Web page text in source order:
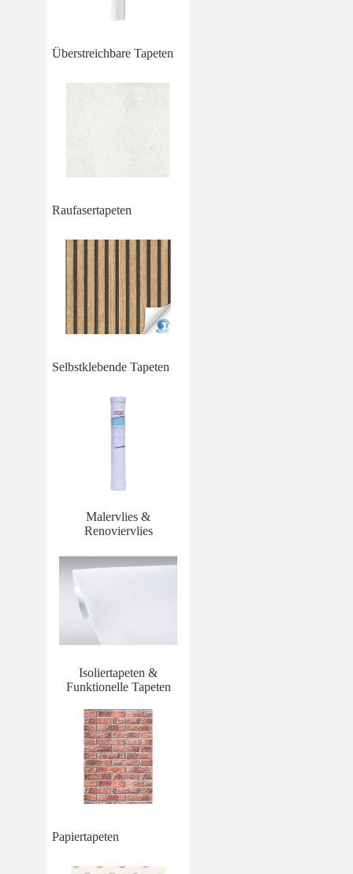
Überstreichbare Tapeten
Raufasertapeten
Selbstklebende Tapeten
Malervlies &
Renoviervlies
Isoliertapeten &
Funktionelle Tapeten
Papiertapeten